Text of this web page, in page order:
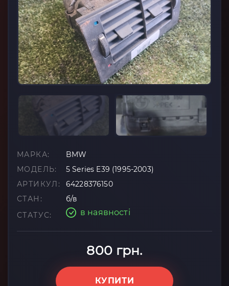
МАРКА:
BMW
МОДЕЛЬ:
5 Series E39 (1995-2003)
АРТИКУЛ:
64228376150
СТАН:
б/в
СТАТУС:
в наявності
800 грн.
КУПИТИ